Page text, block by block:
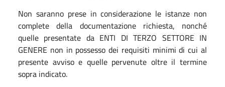
Non saranno prese in considerazione le istanze non
complete della documentazione richiesta, nonché
quelle presentate da ENTI DI TERZO SETTORE IN
GENERE non in possesso dei requisiti minimi di cui al
presente avviso e quelle pervenute oltre il termine
sopra indicato.